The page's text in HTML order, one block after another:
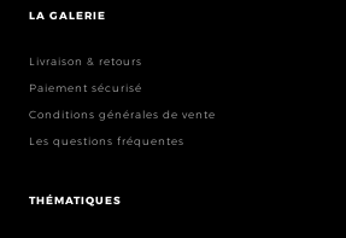
LA GALERIE
Livraison & retours
Paiement sécurisé
Conditions générales de vente
Les questions fréquentes
THÉMATIQUES